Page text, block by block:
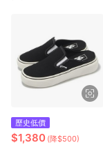
歷史低價
$1,380 (降$500)